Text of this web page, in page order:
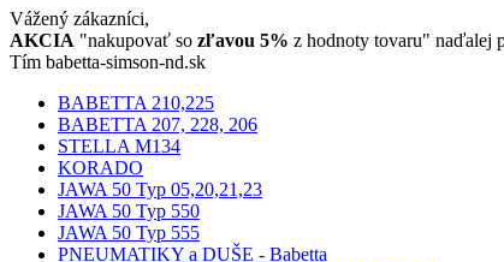
Vážený zákazníci,
AKCIA "nakupovať so zľavou 5% z hodnoty tovaru" naďalej
Tím babetta-simson-nd.sk
BABETTA 210,225
BABETTA 207, 228, 206
STELLA M134
KORADO
JAWA 50 Typ 05,20,21,23
JAWA 50 Typ 550
JAWA 50 Typ 555
PNEUMATIKY a DUŠE - Babetta